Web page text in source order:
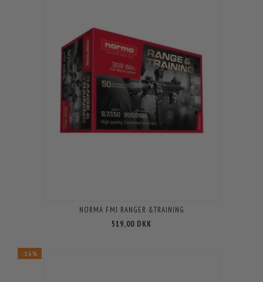
NORMA FMJ RANGER &TRAINING
519,00 DKK
-16%